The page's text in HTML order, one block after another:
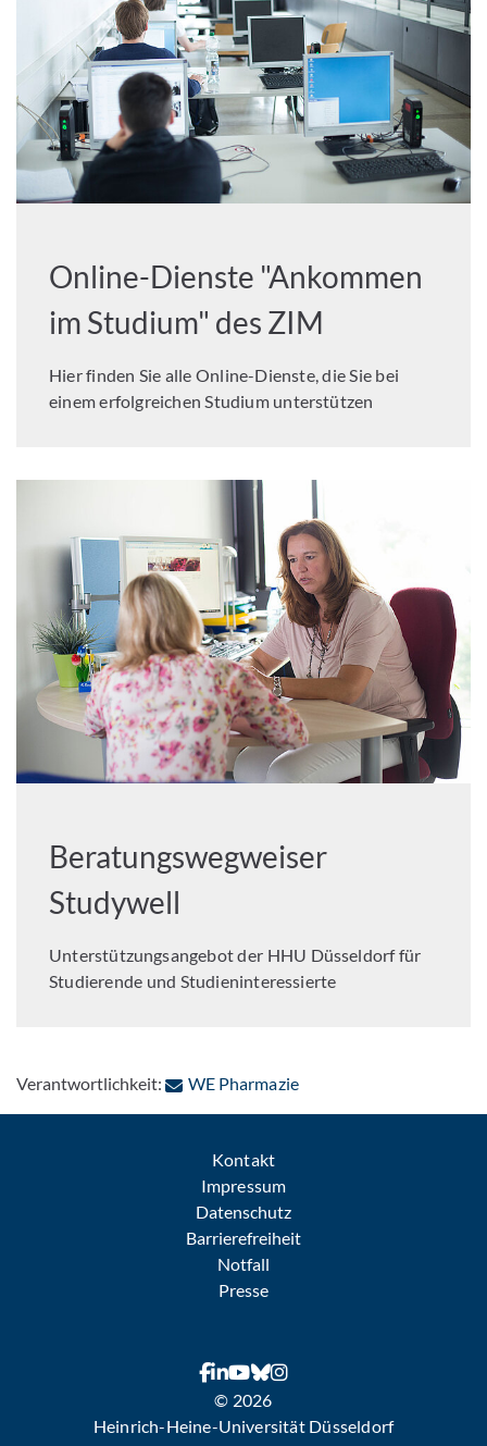
Online-Dienste "Ankommen
im Studium" des ZIM
Hier finden Sie alle Online-Dienste, die Sie bei
einem erfolgreichen Studium unterstützen
Beratungswegweiser
Studywell
Unterstützungsangebot der HHU Düsseldorf für
Studierende und Studieninteressierte
Verantwortlichkeit: WE Pharmazie: Per E-Mail kontaktieren
Kontakt
Impressum
Datenschutz
Barrierefreiheit
Notfall
Presse
© 2026
Heinrich-Heine-Universität Düsseldorf